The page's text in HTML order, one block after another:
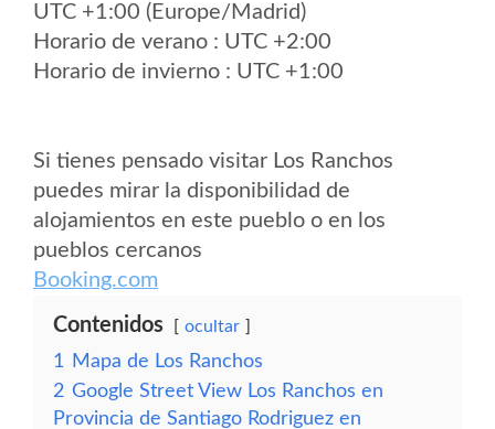
UTC +1:00 (Europe/Madrid)
Horario de verano : UTC +2:00
Horario de invierno : UTC +1:00
Si tienes pensado visitar Los Ranchos
puedes mirar la disponibilidad de
alojamientos en este pueblo o en los
pueblos cercanos
Booking.com
Contenidos ocultar
1
Mapa de Los Ranchos
2 Google Street View Los Ranchos en
Provincia de Santiago Rodriguez en